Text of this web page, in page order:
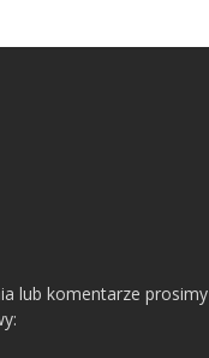
lub komentarze prosimy